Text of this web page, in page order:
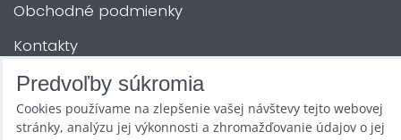
Obchodné podmienky
Kontakty
ĎALŠIE SLUŽBY
Predvoľby súkromia
Cookies používame na zlepšenie vašej návštevy tejto webovej
stránky, analýzu jej výkonnosti a zhromažďovanie údajov o jej